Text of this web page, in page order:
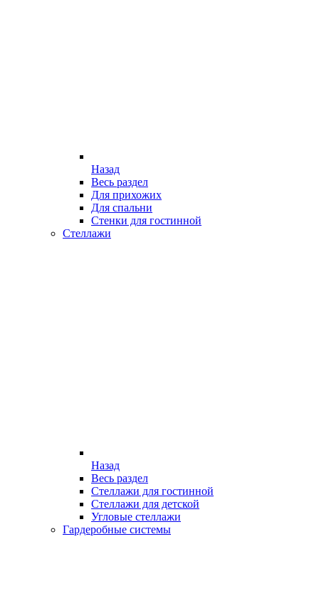
Назад
Весь раздел
Для прихожих
Для спальни
Стенки для гостинной
Стеллажи
Назад
Весь раздел
Стеллажи для гостинной
Стеллажи для детской
Угловые стеллажи
Гардеробные системы